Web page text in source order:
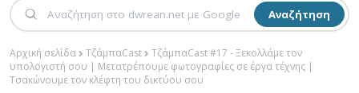
Αναζήτηση
Αρχική σελίδα ΤζάμπαCast
ΤζάμπαCast #17 - Ξεκολλάμε τον
υπολογιστή σου | Μετατρέπουμε φωτογραφίες σε έργα τέχνης |
Τσακώνουμε τον κλέφτη του δικτύου σου